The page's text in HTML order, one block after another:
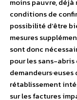
conditions de
possibilité d’être
mesures
sont donc
pour les sans-abris
rétablissement
sur les factures